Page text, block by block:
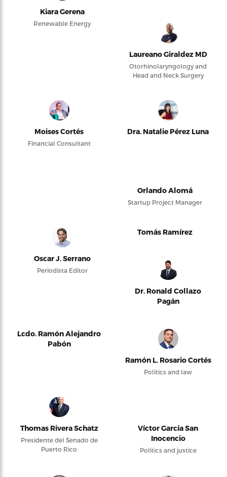
Kiara Gerena
Renewable Energy
Laureano Giraldez MD
Otorhinolaryngology and
Head and Neck Surgery
Moises Cortés
Financial Consultant
Dra. Natalie Pérez Luna
Orlando Alomá
Startup Project Manager
Oscar J. Serrano
Periodista Editor
Tomás Ramírez
Dr. Ronald Collazo
Pagán
Lcdo. Ramón Alejandro
Pabón
Ramón L. Rosario Cortés
Politics and law
Thomas Rivera Schatz
Presidente del Senado de
Puerto Rico
Víctor García San
Inocencio
Politics and justice